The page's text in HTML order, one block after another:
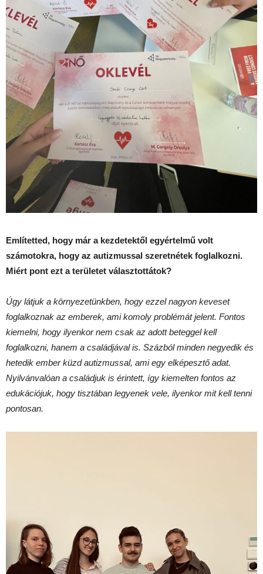
Említetted, hogy már a kezdetektől egyértelmű volt
számotokra, hogy az autizmussal szeretnétek foglalkozni.
Miért pont ezt a területet választottátok?
Úgy látjuk a környezetünkben, hogy ezzel nagyon keveset
foglalkoznak az emberek, ami komoly problémát jelent. Fontos
kiemelni, hogy ilyenkor nem csak az adott beteggel kell
foglalkozni, hanem a családjával is. Százból minden negyedik és
hetedik ember küzd autizmussal, ami egy elképesztő adat.
Nyilvánvalóan a családjuk is érintett, így kiemelten fontos az
edukációjuk, hogy tisztában legyenek vele, ilyenkor mit kell tenni
pontosan.